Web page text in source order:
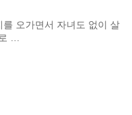
오가면서 자녀도 없이 살
…